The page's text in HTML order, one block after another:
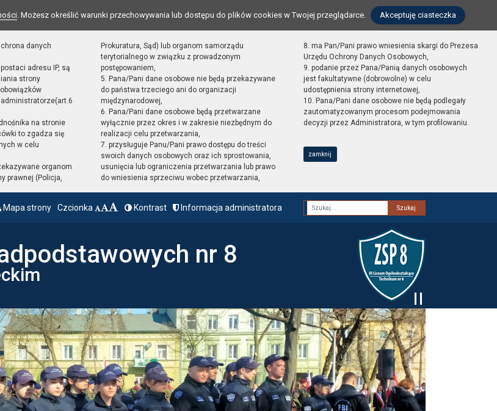
. Możesz określić warunki przechowywania lub dostępu do plików cookies w Twojej przeglądarce. Akceptuję ciasteczka
danych
adresu IP, są
strony
na stronie
to zgadza się
w celu
organom
prawnej (Policja,
Prokuratura, Sąd) lub organom samorządu
terytorialnego w związku z prowadzonym
postępowaniem,
5. Pana/Pani dane osobowe nie będą przekazywane
do państwa trzeciego ani do organizacji
międzynarodowej,
6. Pana/Pani dane osobowe będą przetwarzane
wyłącznie przez okres i w zakresie niezbędnym do
realizacji celu przetwarzania,
7. przysługuje Panu/Pani prawo dostępu do treści
swoich danych osobowych oraz ich sprostowania,
usunięcia lub ograniczenia przetwarzania lub prawo
do wniesienia sprzeciwu wobec przetwarzania,
8. ma Pan/Pani prawo wniesienia skargi do Prezesa
Urzędu Ochrony Danych Osobowych,
9. podanie przez Pana/Panią danych osobowych
jest fakultatywne (dobrowolne) w celu
udostępnienia strony internetowej,
10. Pana/Pani dane osobowe nie będą podlegały
zautomatyzowanym procesom podejmowania
decyzji przez Administratora, w tym profilowaniu.
zamknij
Mapa strony Czcionka Kontrast Informacja administratora
Fraza
nr 8